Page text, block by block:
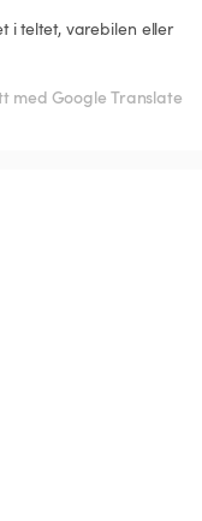
i teltet, varebilen eller
med Google Translate